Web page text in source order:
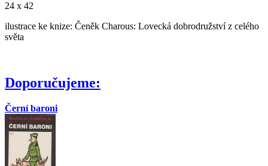
24 x 42
ilustrace ke knize: Čeněk Charous: Lovecká dobrodružství z celého
světa
Doporučujeme:
Černí baroni